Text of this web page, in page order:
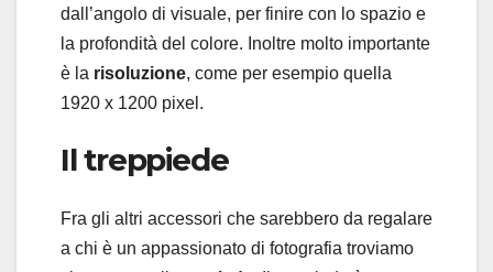
dall’angolo di visuale, per finire con lo spazio e
la profondità del colore. Inoltre molto importante
è la risoluzione, come per esempio quella
1920 x 1200 pixel.
Il treppiede
Fra gli altri accessori che sarebbero da regalare
a chi è un appassionato di fotografia troviamo